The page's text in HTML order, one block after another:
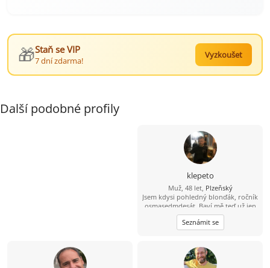
🎁Staň se VIP
7 dní zdarma!
Vyzkoušet
Další podobné profily
klepeto
Muž, 48 let, Plzeňský
Jsem kdysi pohledný blonďák, ročník
osmasedmdesát. Baví mě teď už jen
sledovat fotbal, hokej, atd. Kolo, lyže
a nějaký ten pohyb ve vodě ještě
zvládnu a možná i běh (pár metrů;-)
Seznámit se